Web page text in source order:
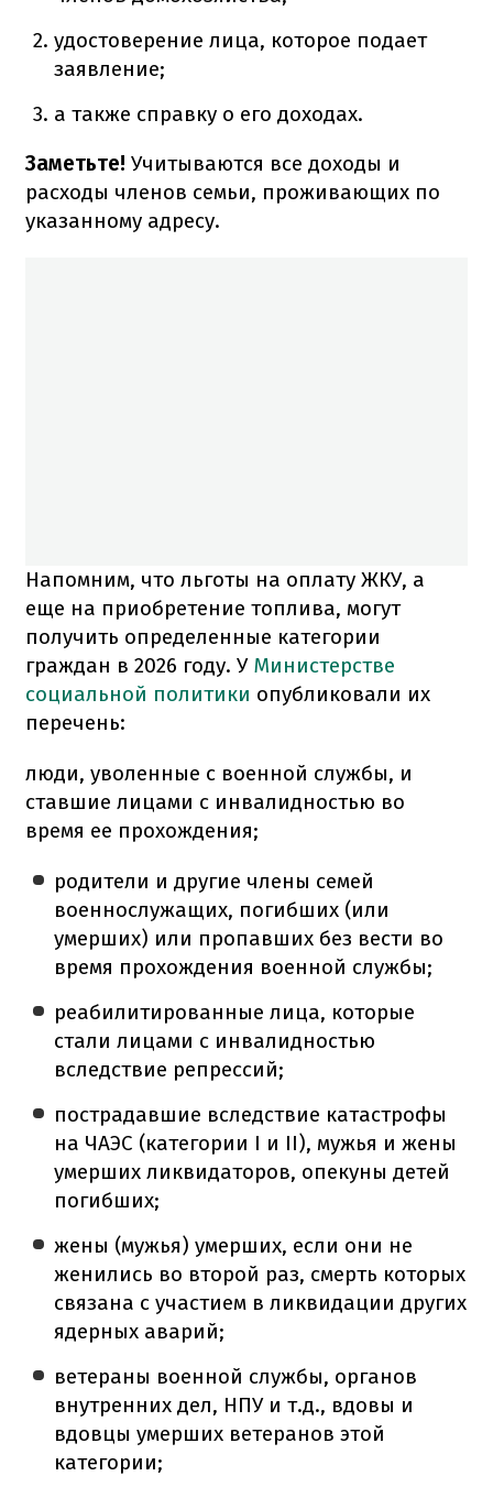
удостоверение лица, которое подает
заявление;
а также справку о его доходах.
Заметьте! Учитываются все доходы и
расходы членов семьи, проживающих по
указанному адресу.
Напомним, что льготы на оплату ЖКУ, а
еще на приобретение топлива, могут
получить определенные категории
граждан в 2026 году. У Министерстве
социальной политики опубликовали их
перечень:
люди, уволенные с военной службы, и
ставшие лицами с инвалидностью во
время ее прохождения;
родители и другие члены семей
военнослужащих, погибших (или
умерших) или пропавших без вести во
время прохождения военной службы;
реабилитированные лица, которые
стали лицами с инвалидностью
вследствие репрессий;
пострадавшие вследствие катастрофы
на ЧАЭС (категории I и II), мужья и жены
умерших ликвидаторов, опекуны детей
погибших;
жены (мужья) умерших, если они не
женились во второй раз, смерть которых
связана с участием в ликвидации других
ядерных аварий;
ветераны военной службы, органов
внутренних дел, НПУ и т.д., вдовы и
вдовцы умерших ветеранов этой
категории;